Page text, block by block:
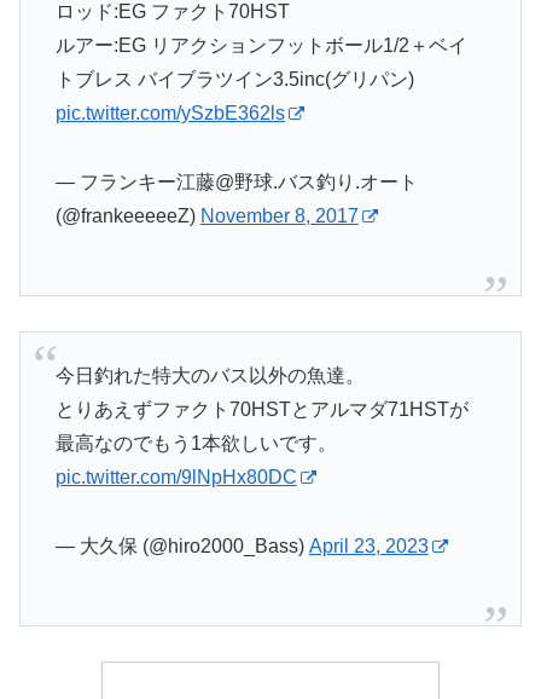
ロッド:EG ファクト70HST
ルアー:EG リアクションフットボール1/2＋ベイ
トブレス バイブラツイン3.5inc(グリパン)
pic.twitter.com/ySzbE362ls
— フランキー江藤@野球.バス釣り.オート
(@frankeeeeeZ) November 8, 2017
今日釣れた特大のバス以外の魚達。
とりあえずファクト70HSTとアルマダ71HSTが
最高なのでもう1本欲しいです。
pic.twitter.com/9lNpHx80DC
— 大久保 (@hiro2000_Bass) April 23, 2023